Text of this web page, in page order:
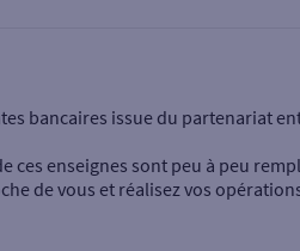
bancaires issue du partenariat
enseignes sont peu à peu
de vous et réalisez vos